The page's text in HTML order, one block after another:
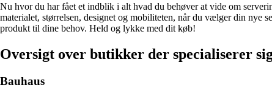
Nu hvor du har fået et indblik i alt hvad du behøver at vide om
materialet, størrelsen, designet og mobiliteten, når du vælger din nye
produkt til dine behov. Held og lykke med dit køb!
Oversigt over butikker der specialiserer
Bauhaus